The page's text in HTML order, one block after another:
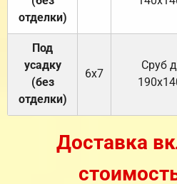
отделки)
Под
усадку
(без
отделки)
6х7
Cруб
Доставка